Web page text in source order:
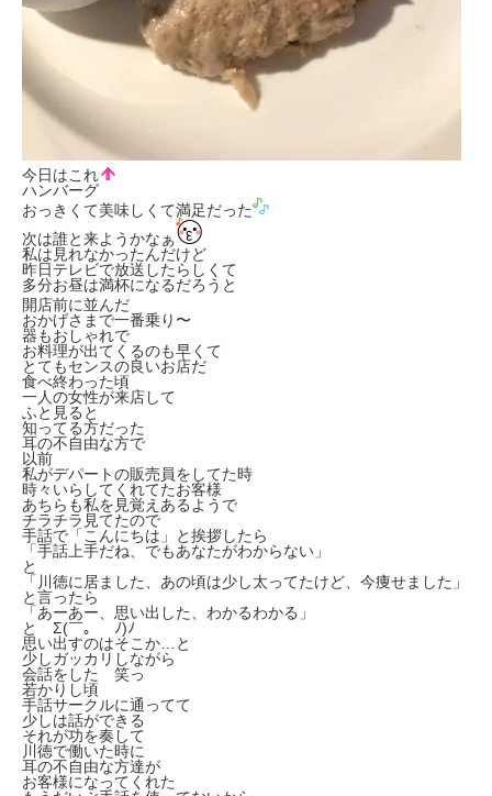
今日はこれ
ハンバーグ
おっきくて美味しくて満足だった
次は誰と来ようかなぁ
私は見れなかったんだけど
昨日テレビで放送したらしくて
多分お昼は満杯になるだろうと
開店前に並んだ
おかげさまで一番乗り〜
器もおしゃれで
お料理が出てくるのも早くて
とてもセンスの良いお店だ
食べ終わった頃
一人の女性が来店して
ふと見ると
知ってる方だった
耳の不自由な方で
以前
私がデパートの販売員をしてた時
時々いらしてくれてたお客様
あちらも私を見覚えあるようで
チラチラ見てたので
手話で「こんにちは」と挨拶したら
「手話上手だね、でもあなたがわからない」
と
「川徳に居ました、あの頃は少し太ってたけど、今痩せました」
と言ったら
「あーあー、思い出した、わかるわかる」
と Σ(￣。￣ﾉ)ﾉ
思い出すのはそこか…と
少しガッカリしながら
会話をした 笑っ
若かりし頃
手話サークルに通ってて
少しは話ができる
それが功を奏して
川徳で働いた時に
耳の不自由な方達が
お客様になってくれた